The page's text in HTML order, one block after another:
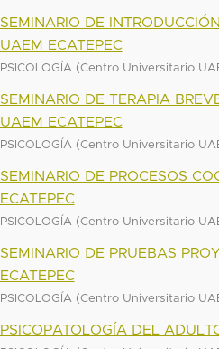
SEMINARIO DE
UAEM ECATEPEC
PSICOLOGÍA (Centro Universitario
SEMINARIO DE TERAPIA
UAEM ECATEPEC
PSICOLOGÍA (Centro Universitario
SEMINARIO DE PROCESOS
ECATEPEC
PSICOLOGÍA (Centro Universitario
SEMINARIO DE PRUEBAS
ECATEPEC
PSICOLOGÍA (Centro Universitario
PSICOPATOLOGÍA DEL